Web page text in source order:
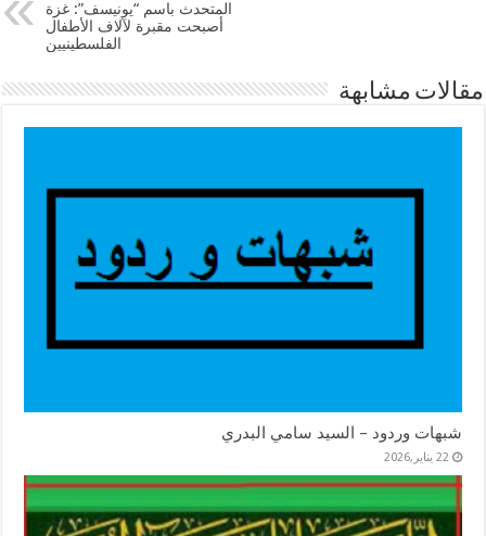
المتحدث باسم “يونيسف”: غزة
أصبحت مقبرة لآلاف الأطفال
الفلسطينيين
مقالات مشابهة
شبهات وردود – السيد سامي البدري
22 يناير,2026